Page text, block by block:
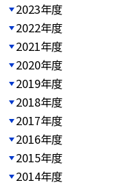
2023年度
2022年度
2021年度
2020年度
2019年度
2018年度
2017年度
2016年度
2015年度
2014年度